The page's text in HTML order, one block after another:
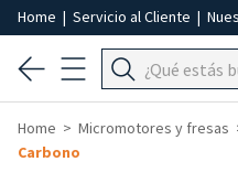
Home | Servicio al Cliente |
Home Micromotores y fresas
Carbono